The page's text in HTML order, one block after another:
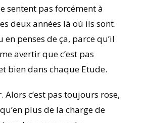
sentent pas forcément à
deux années là où ils sont.
en penses de ça, parce qu’il
avertir que c’est pas
bien dans chaque Etude.
Alors c’est pas toujours rose,
plus de la charge de